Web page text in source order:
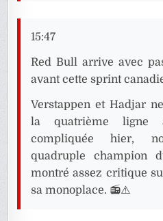
15:47
Red Bull arrive avec
avant cette sprint
Verstappen et Hadjar
la quatrième ligne
compliquée hier,
quadruple champion
montré assez critique
sa monoplace. 📻⚠️